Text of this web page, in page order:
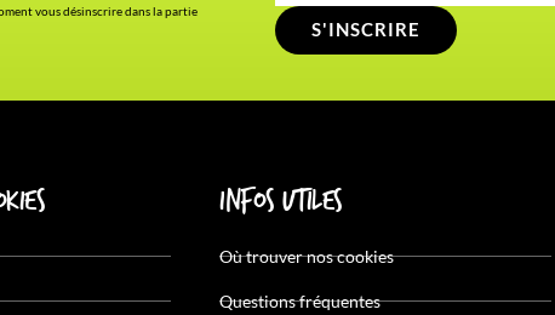
vous désinscrire dans la partie
S'INSCRIRE
Infos utiles
Où trouver nos cookies
Questions fréquentes